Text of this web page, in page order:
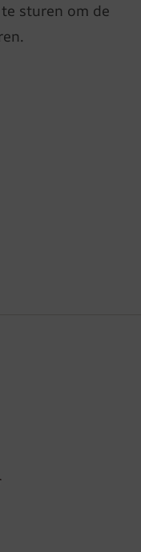
sturen om de